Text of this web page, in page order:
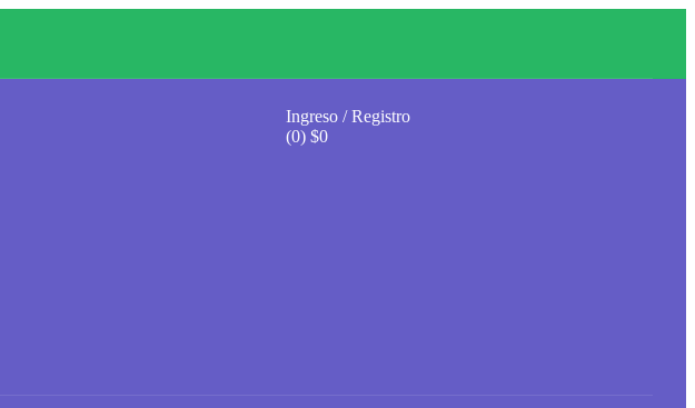
Ingreso / Registro
(0) $0